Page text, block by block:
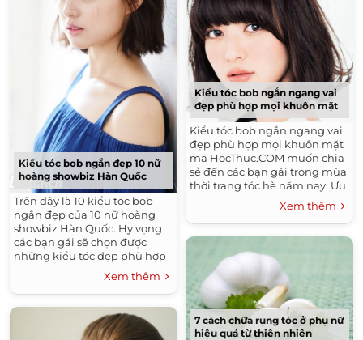
Kiểu tóc bob ngắn đẹp 10 nữ
hoàng showbiz Hàn Quốc
Trên đây là 10 kiểu tóc bob
ngắn đẹp của 10 nữ hoàng
showbiz Hàn Quốc. Hy vọng
các bạn gái sẽ chọn được
những kiểu tóc đẹp phù hợp
với mình. Rất nhiều kiểu tóc
đẹp chúng tôi sưu tầm các
bạn có thể tham khảo. Chúc
các bạn gái luôn đẹp.
Xem thêm
Kiểu tóc bob ngắn ngang vai
đẹp phù hợp mọi khuôn mặt
Kiểu tóc bob ngắn ngang vai
đẹp phù hợp mọi khuôn mặt
mà HocThuc.COM muốn chia
sẻ đến các bạn gái trong mùa
thời trang tóc hè năm nay. Ưu
điểm của tóc bob là có thể
Xem thêm
7 cách chữa rụng tóc ở phụ nữ
hiệu quả từ thiên nhiên